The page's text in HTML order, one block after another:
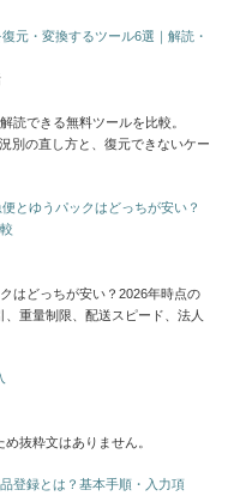
元・変換するツール6選｜解読・
読できる無料ツールを比較。
別の直し方と、復元できないケー
便とゆうパックはどっちが安い？
はどっちが安い？2026年時点の
重量制限、配送スピード、法人
抜粋文はありません。
登録とは？基本手順・入力項